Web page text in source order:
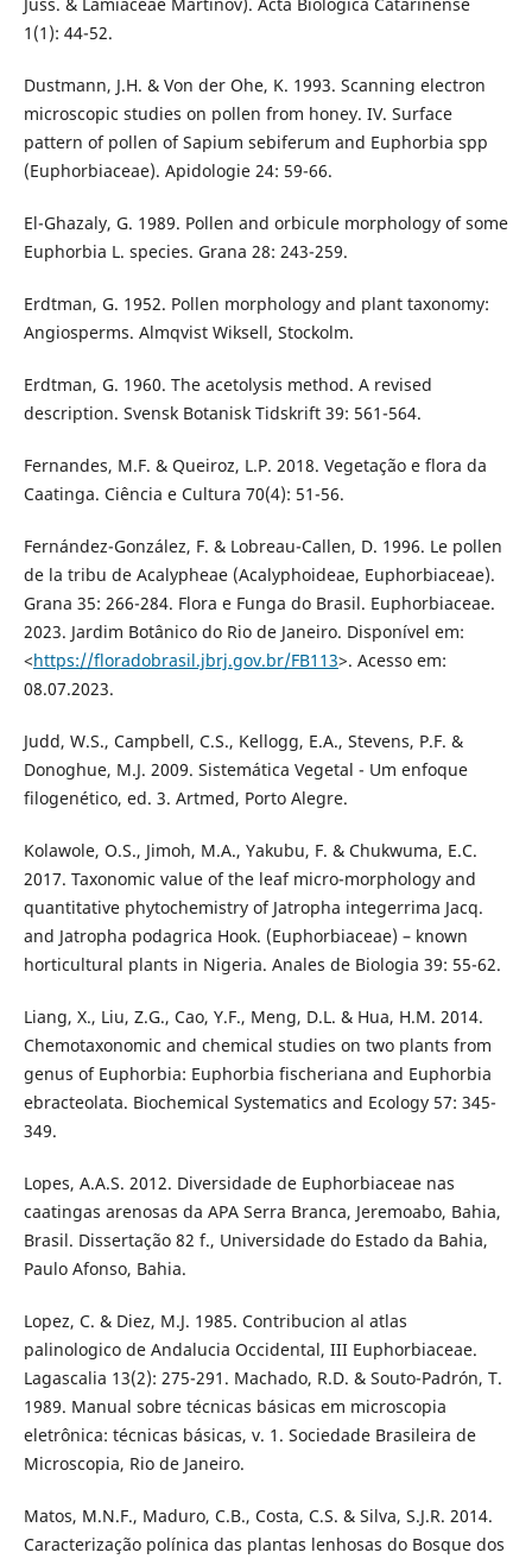
1(1): 44-52.
Dustmann, J.H. & Von der Ohe, K. 1993. Scanning electron
microscopic studies on pollen from honey. IV. Surface
pattern of pollen of Sapium sebiferum and Euphorbia spp
(Euphorbiaceae). Apidologie 24: 59-66.
El-Ghazaly, G. 1989. Pollen and orbicule morphology of some
Euphorbia L. species. Grana 28: 243-259.
Erdtman, G. 1952. Pollen morphology and plant taxonomy:
Angiosperms. Almqvist Wiksell, Stockolm.
Erdtman, G. 1960. The acetolysis method. A revised
description. Svensk Botanisk Tidskrift 39: 561-564.
Fernandes, M.F. & Queiroz, L.P. 2018. Vegetação e flora da
Caatinga. Ciência e Cultura 70(4): 51-56.
Fernández-González, F. & Lobreau-Callen, D. 1996. Le pollen
de la tribu de Acalypheae (Acalyphoideae, Euphorbiaceae).
Grana 35: 266-284. Flora e Funga do Brasil. Euphorbiaceae.
2023. Jardim Botânico do Rio de Janeiro. Disponível em:
<https://floradobrasil.jbrj.gov.br/FB113>. Acesso em:
08.07.2023.
Judd, W.S., Campbell, C.S., Kellogg, E.A., Stevens, P.F. &
Donoghue, M.J. 2009. Sistemática Vegetal - Um enfoque
filogenético, ed. 3. Artmed, Porto Alegre.
Kolawole, O.S., Jimoh, M.A., Yakubu, F. & Chukwuma, E.C.
2017. Taxonomic value of the leaf micro-morphology and
quantitative phytochemistry of Jatropha integerrima Jacq.
and Jatropha podagrica Hook. (Euphorbiaceae) – known
horticultural plants in Nigeria. Anales de Biologia 39: 55-62.
Liang, X., Liu, Z.G., Cao, Y.F., Meng, D.L. & Hua, H.M. 2014.
Chemotaxonomic and chemical studies on two plants from
genus of Euphorbia: Euphorbia fischeriana and Euphorbia
ebracteolata. Biochemical Systematics and Ecology 57: 345-
349.
Lopes, A.A.S. 2012. Diversidade de Euphorbiaceae nas
caatingas arenosas da APA Serra Branca, Jeremoabo, Bahia,
Brasil. Dissertação 82 f., Universidade do Estado da Bahia,
Paulo Afonso, Bahia.
Lopez, C. & Diez, M.J. 1985. Contribucion al atlas
palinologico de Andalucia Occidental, III Euphorbiaceae.
Lagascalia 13(2): 275-291. Machado, R.D. & Souto-Padrón, T.
1989. Manual sobre técnicas básicas em microscopia
eletrônica: técnicas básicas, v. 1. Sociedade Brasileira de
Microscopia, Rio de Janeiro.
Matos, M.N.F., Maduro, C.B., Costa, C.S. & Silva, S.J.R. 2014.
Caracterização polínica das plantas lenhosas do Bosque dos